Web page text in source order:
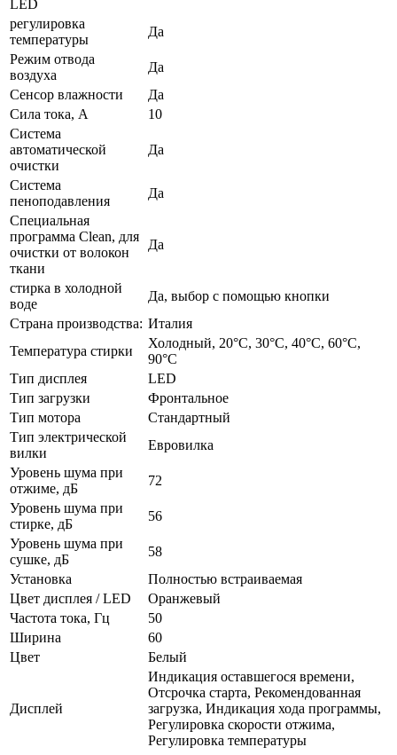
LED
регулировка
температуры
Да
Режим отвода
воздуха
Да
Сенсор влажности
Да
Сила тока, А
10
Система
автоматической
очистки
Да
Система
пеноподавления
Да
Специальная
программа Clean, для
очистки от волокон
ткани
Да
стирка в холодной
воде
Да, выбор с помощью кнопки
Страна производства: Италия
Температура стирки
Холодный, 20°C, 30°C, 40°C, 60°C,
90°C
Тип дисплея
LED
Тип загрузки
Фронтальное
Тип мотора
Стандартный
Тип электрической
вилки
Евровилка
Уровень шума при
отжиме, дБ
72
Уровень шума при
стирке, дБ
56
Уровень шума при
сушке, дБ
58
Установка
Полностью встраиваемая
Цвет дисплея / LED
Оранжевый
Частота тока, Гц
50
Ширина
60
Цвет
Белый
Дисплей
Индикация оставшегося времени,
Отсрочка старта, Рекомендованная
загрузка, Индикация хода программы,
Регулировка скорости отжима,
Регулировка температуры